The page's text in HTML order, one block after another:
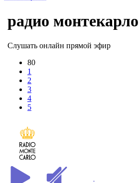
радио
Слушать онлайн прямой эфир
80
1
2
3
4
5